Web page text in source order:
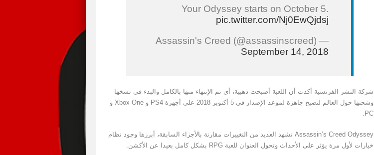
Your Odyssey starts on October 5.
pic.twitter.com/Nj0EwQjdsj
— Assassin's Creed (@assassinscreed)
September 14, 2018
شركة النشر الفرنسية أكدت أن اللعبة أصبحت ذهبية، أي تم الإنتهاء منها بالكامل والبدء في نسخها
وشحنها حول العالم لتصبح جاهزة لموعد الإصدار في 5 أكتوبر 2018 على أجهزة PS4 و Xbox One و
PC.
Assassin’s Creed Odyssey تشهد العديد من التغييرات مقارنة بالأجزاء السابقة، أبرزها وجود نظام
خيارات لأول مرة يؤثر على الأحداث وتحول العنوان للعبة RPG بشكل كامل بعيدا عن الأكشن.